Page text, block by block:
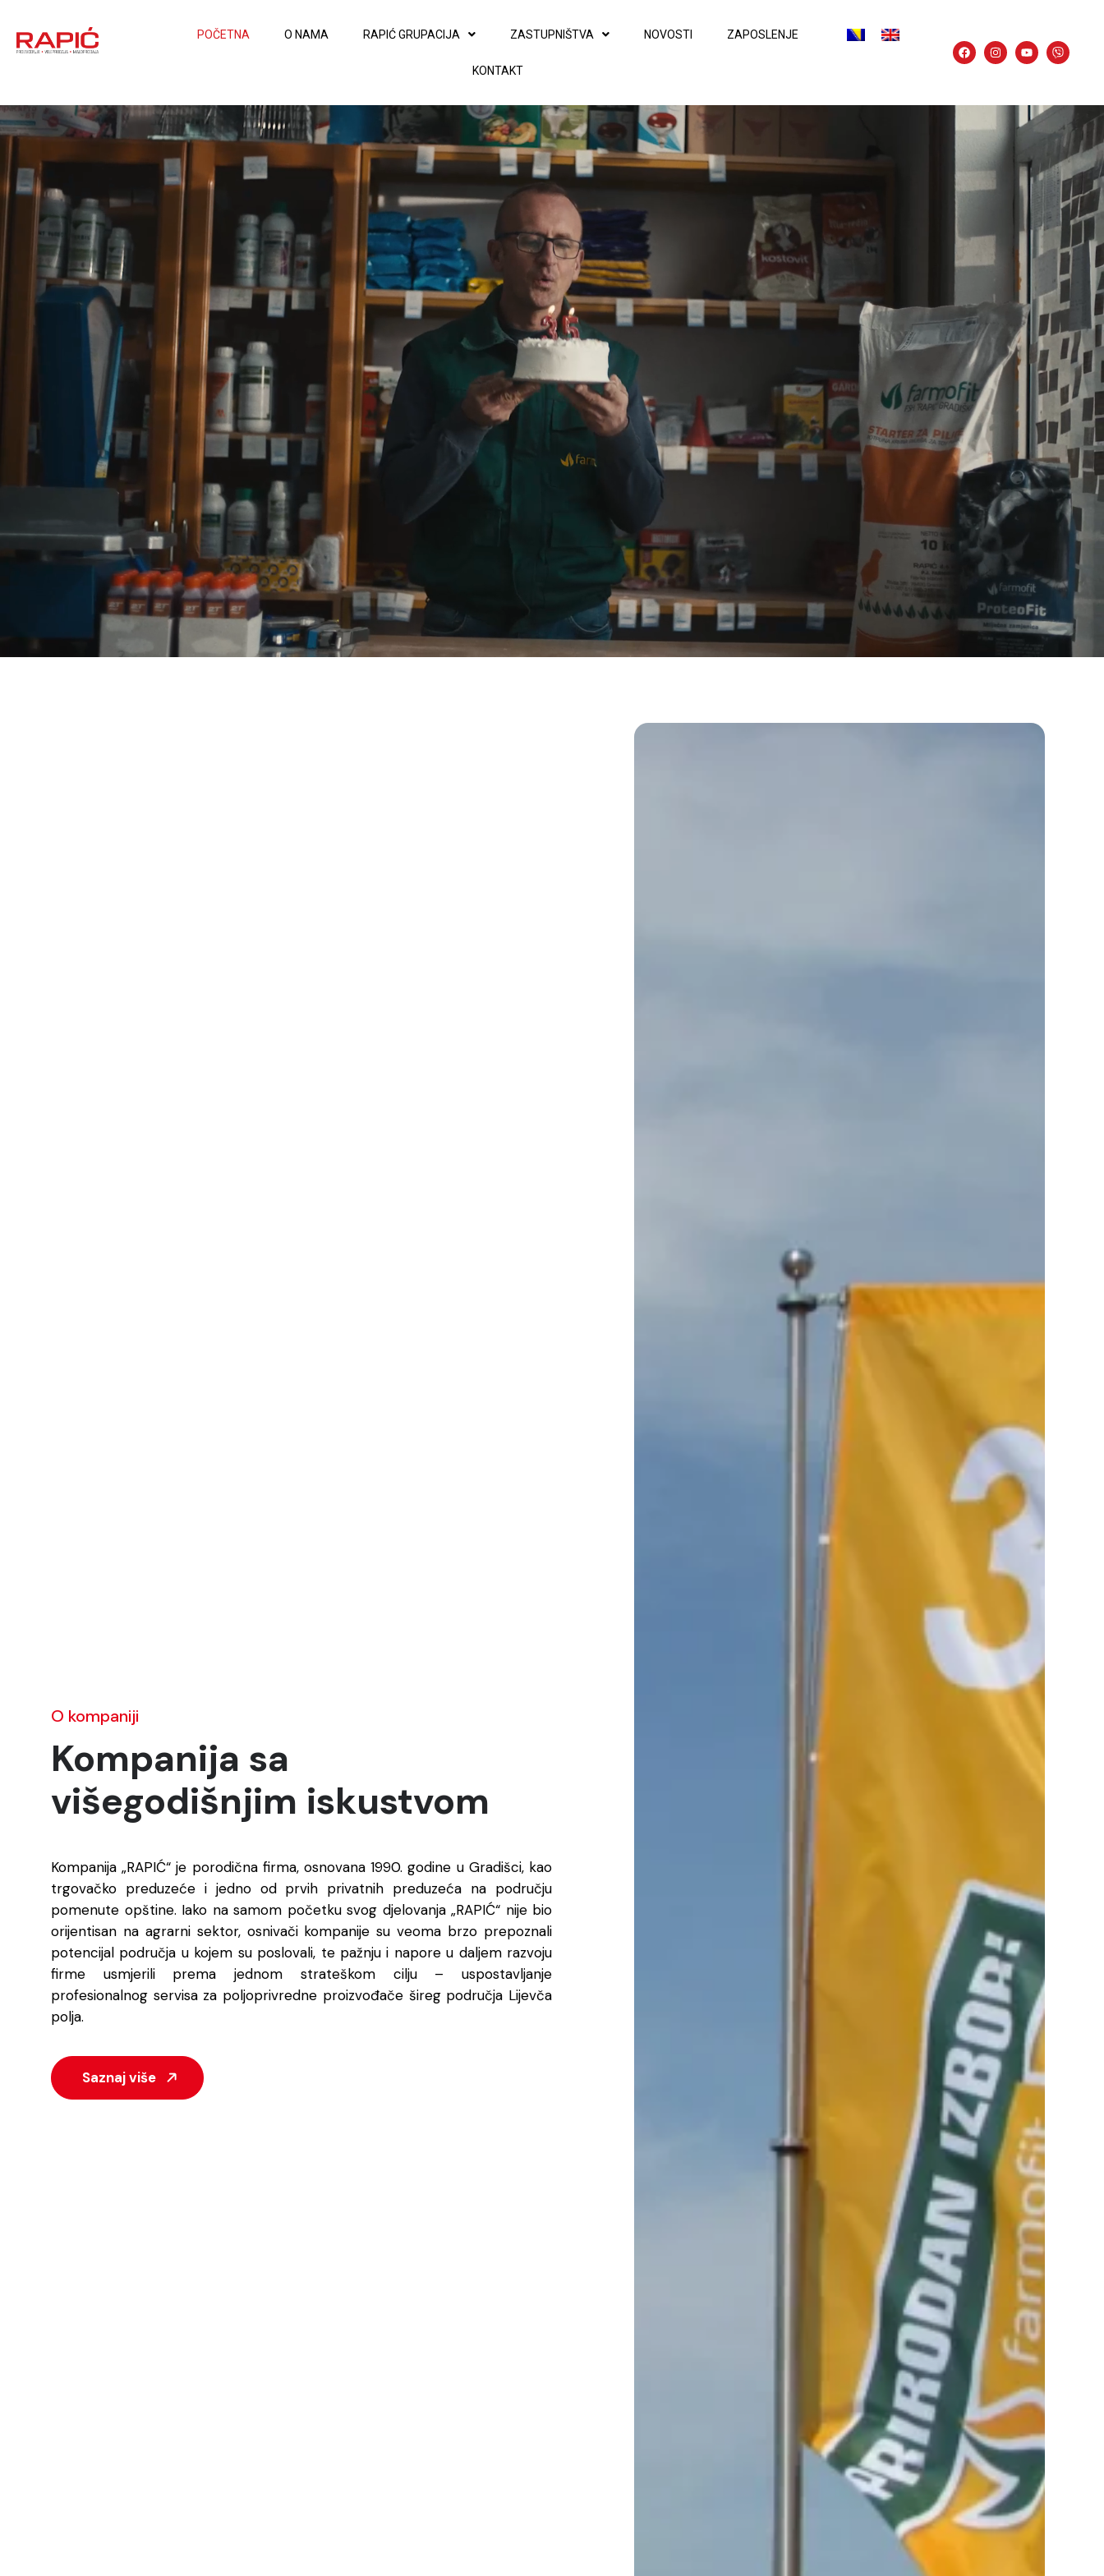
POČETNA O NAMA RAPIĆ GRUPACIJA ZASTUPNIŠTVA NOVOSTI ZAPOSLENJE
KONTAKT
O kompaniji
Kompanija sa
višegodišnjim iskustvom
Kompanija „RAPIĆ“ je porodična firma, osnovana 1990. godine u Gradišci, kao
trgovačko preduzeće i jedno od prvih privatnih preduzeća na području
pomenute opštine. Iako na samom početku svog djelovanja „RAPIĆ“ nije bio
orijentisan na agrarni sektor, osnivači kompanije su veoma brzo prepoznali
potencijal područja u kojem su poslovali, te pažnju i napore u daljem razvoju
firme usmjerili prema jednom strateškom cilju – uspostavljanje
profesionalnog servisa za poljoprivredne proizvođače šireg područja Lijevča
polja.
Saznaj više